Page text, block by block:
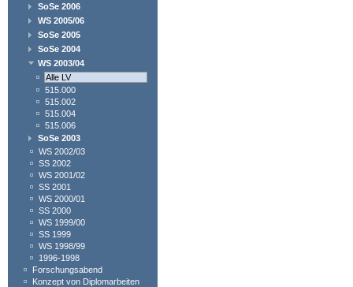
SoSe 2006
WS 2005/06
SoSe 2005
SoSe 2004
WS 2003/04
Alle LV
515.000
515.002
515.004
515.006
SoSe 2003
WS 2002/03
SS 2002
WS 2001/02
SS 2001
WS 2000/01
SS 2000
WS 1999/00
SS 1999
WS 1998/99
1996-1998
Forschungsabend
Konzept von Diplomarbeiten